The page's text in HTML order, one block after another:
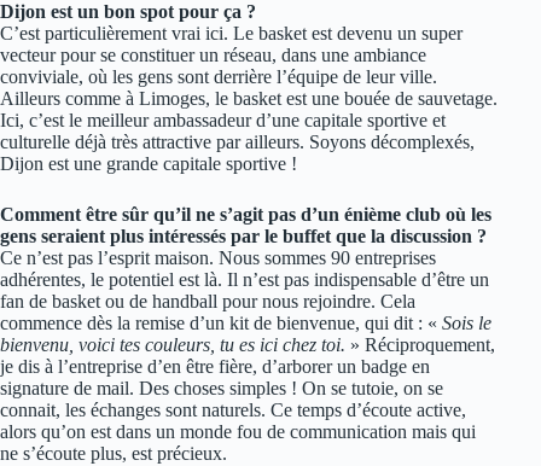
Dijon est un bon spot pour ça ?
C’est particulièrement vrai ici. Le basket est devenu un super
vecteur pour se constituer un réseau, dans une ambiance
conviviale, où les gens sont derrière l’équipe de leur ville.
Ailleurs comme à Limoges, le basket est une bouée de sauvetage.
Ici, c’est le meilleur ambassadeur d’une capitale sportive et
culturelle déjà très attractive par ailleurs. Soyons décomplexés,
Dijon est une grande capitale sportive !
Comment être sûr qu’il ne s’agit pas d’un énième club où les
gens seraient plus intéressés par le buffet que la discussion ?
Ce n’est pas l’esprit maison. Nous sommes 90 entreprises
adhérentes, le potentiel est là. Il n’est pas indispensable d’être un
fan de basket ou de handball pour nous rejoindre. Cela
commence dès la remise d’un kit de bienvenue, qui dit : « Sois le
bienvenu, voici tes couleurs, tu es ici chez toi. » Réciproquement,
je dis à l’entreprise d’en être fière, d’arborer un badge en
signature de mail. Des choses simples ! On se tutoie, on se
connait, les échanges sont naturels. Ce temps d’écoute active,
alors qu’on est dans un monde fou de communication mais qui
ne s’écoute plus, est précieux.